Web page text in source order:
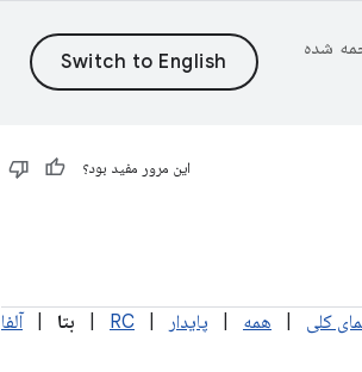
شده
این مرور مفید بود؟
کلی همه پایدار RC بتا آلفا